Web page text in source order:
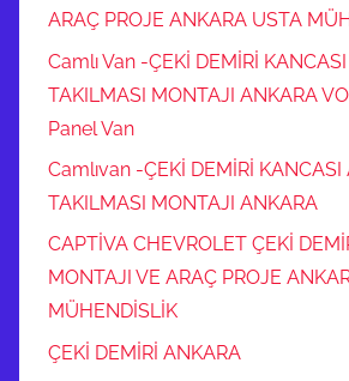
ARAÇ PROJE ANKARA USTA
Camlı Van -ÇEKİ DEMİRİ
TAKILMASI MONTAJI ANKARA
Panel Van
Camlıvan -ÇEKİ DEMİRİ KANCASI
TAKILMASI MONTAJI ANKARA
CAPTİVA CHEVROLET ÇEKİ
MONTAJI VE ARAÇ PROJE
MÜHENDİSLİK
ÇEKİ DEMİRİ ANKARA